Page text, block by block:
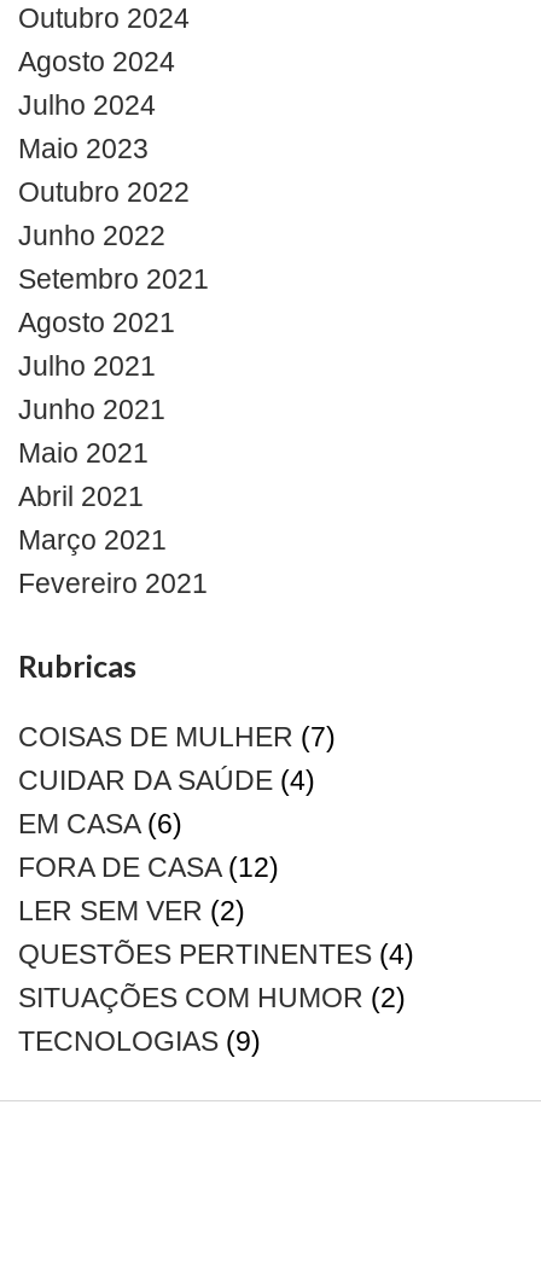
Outubro 2024
Agosto 2024
Julho 2024
Maio 2023
Outubro 2022
Junho 2022
Setembro 2021
Agosto 2021
Julho 2021
Junho 2021
Maio 2021
Abril 2021
Março 2021
Fevereiro 2021
Rubricas
COISAS DE MULHER (7)
CUIDAR DA SAÚDE (4)
EM CASA(6)
FORA DE CASA(12)
LER SEM VER (2)
QUESTÕES PERTINENTES (4)
SITUAÇÕES COM HUMOR (2)
TECNOLOGIAS (9)